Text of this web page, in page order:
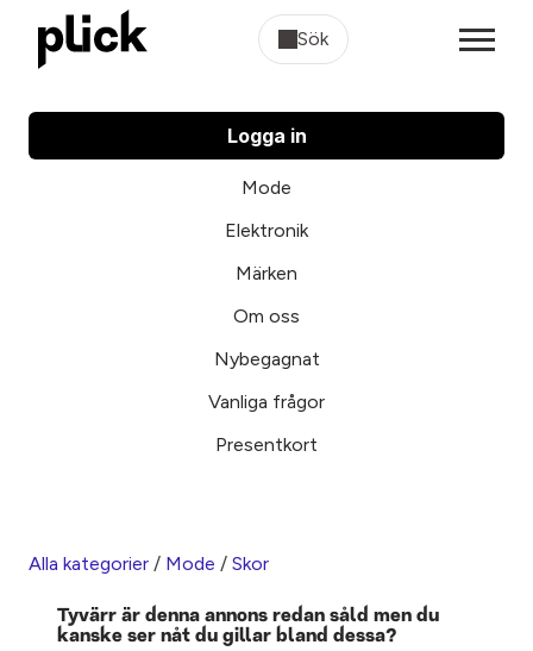
Sök
Logga in
Mode
Elektronik
Märken
Om oss
Nybegagnat
Vanliga frågor
Presentkort
Alla kategorier / Mode / Skor
Tyvärr är denna annons redan såld men du
kanske ser nåt du gillar bland dessa?